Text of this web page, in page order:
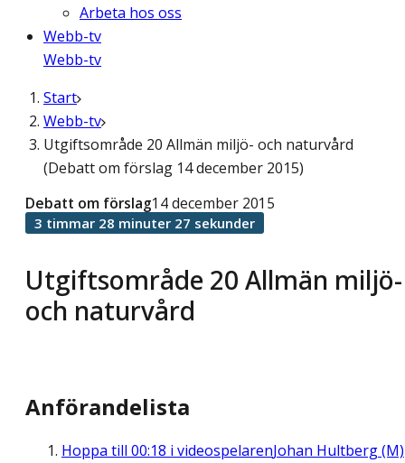
Arbeta hos oss
Webb-tv
Webb-tv
Start
Webb-tv
Utgiftsområde 20 Allmän miljö- och naturvård
(Debatt om förslag 14 december 2015)
Utgiftsområde 20 Allmän miljö-
och naturvård
Debatt om förslag14 december 2015
3 timmar 28 minuter 27 sekunder
Anförandelista
Hoppa till 00:18 i videospelarenJohan Hultberg (M)